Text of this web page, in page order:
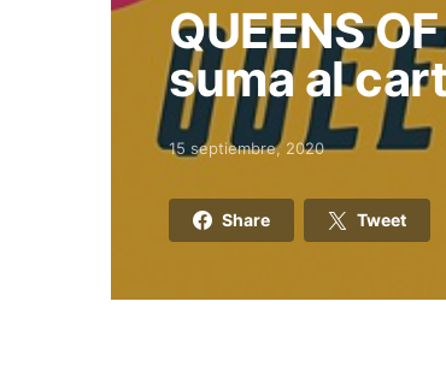
QUEENS
suma al
Posted on
15 septiembre, 2020
Share Tweet